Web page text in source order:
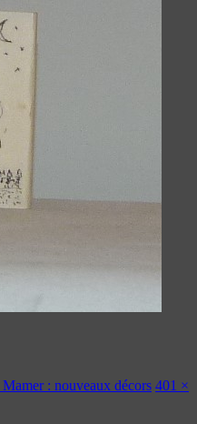
: nouveaux décors 401 ×